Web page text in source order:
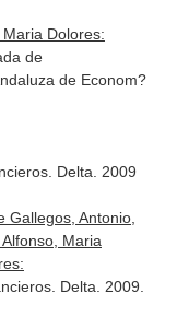
Dolores:
de
de Econom?
Delta. 2009
Gallegos, Antonio,
Maria
Delta. 2009.